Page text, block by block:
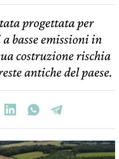
progettata per
basse emissioni in
costruzione rischia
antiche del paese.